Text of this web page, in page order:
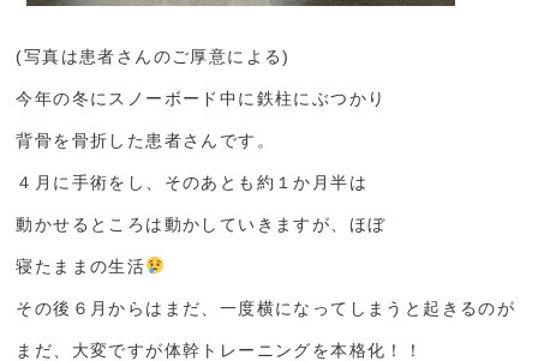
(写真は患者さんのご厚意による)
今年の冬にスノーボード中に鉄柱にぶつかり
背骨を骨折した患者さんです。
４月に手術をし、そのあとも約１か月半は
動かせるところは動かしていきますが、ほぼ
寝たままの生活
その後６月からはまだ、一度横になってしまうと起きるのが
まだ、大変ですが体幹トレーニングを本格化！！